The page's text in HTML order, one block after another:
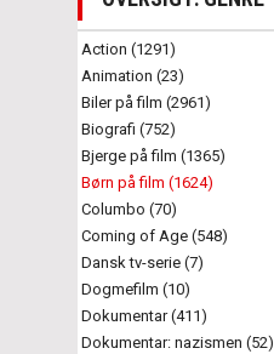
Action (1291)
Animation (23)
Biler på film (2961)
Biografi (752)
Bjerge på film (1365)
Børn på film (1624)
Columbo (70)
Coming of Age (548)
Dansk tv-serie (7)
Dogmefilm (10)
Dokumentar (411)
Dokumentar: nazismen (52)